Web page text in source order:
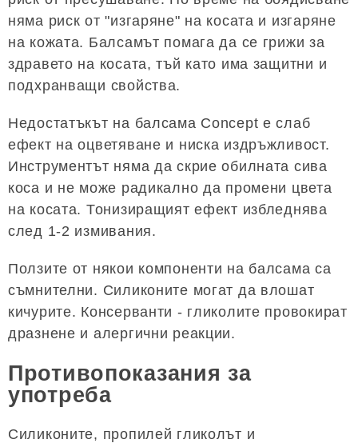
няма риск от "изгаряне" на косата и изгаряне
на кожата. Балсамът помага да се грижи за
здравето на косата, тъй като има защитни и
подхранващи свойства.
Недостатъкът на балсама Concept е слаб
ефект на оцветяване и ниска издръжливост.
Инструментът няма да скрие обилната сива
коса и не може радикално да промени цвета
на косата. Тонизиращият ефект избледнява
след 1-2 измивания.
Ползите от някои компоненти на балсама са
съмнителни. Силиконите могат да влошат
кичурите. Консерванти - гликолите провокират
дразнене и алергични реакции.
Противопоказания за
употреба
Силиконите, пропилей гликолът и